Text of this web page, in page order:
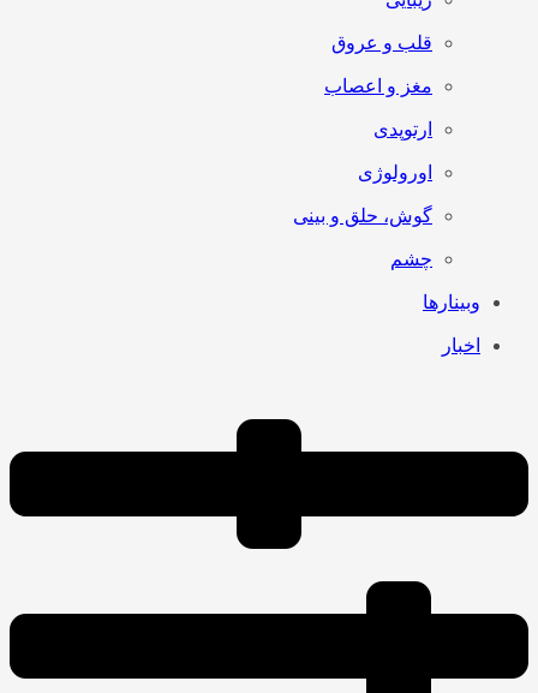
قلب و عروق
مغز و اعصاب
ارتوپدی
اورولوژی
گوش، حلق و بینی
چشم
وبینارها
اخبار